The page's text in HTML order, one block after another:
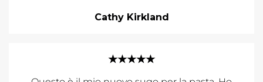
Cathy Kirkland
★★★★★